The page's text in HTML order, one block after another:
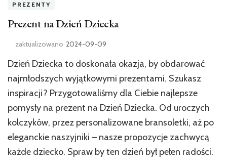
PREZENTY
Prezent na Dzień Dziecka
zaktualizowano 2024-09-09
Dzień Dziecka to doskonała okazja, by obdarować
najmłodszych wyjątkowymi prezentami. Szukasz
inspiracji? Przygotowaliśmy dla Ciebie najlepsze
pomysły na prezent na Dzień Dziecka. Od uroczych
kolczyków, przez personalizowane bransoletki, aż po
eleganckie naszyjniki – nasze propozycje zachwycą
każde dziecko. Spraw by ten dzień był pełen radości.